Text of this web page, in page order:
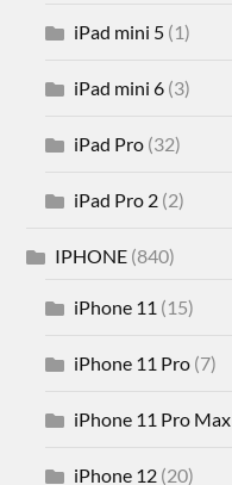
iPad mini 5 (1)
iPad mini 6 (3)
iPad Pro (32)
iPad Pro 2 (2)
IPHONE (840)
iPhone 11 (15)
iPhone 11 Pro (7)
iPhone 11 Pro Max
iPhone 12 (20)